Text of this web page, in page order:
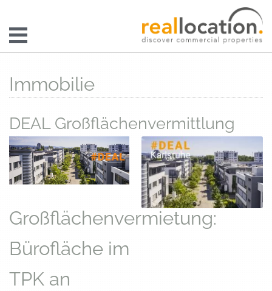
Immobilie
DEAL Großflächenvermittlung
Großflächenvermietung:
Bürofläche im
TPK an